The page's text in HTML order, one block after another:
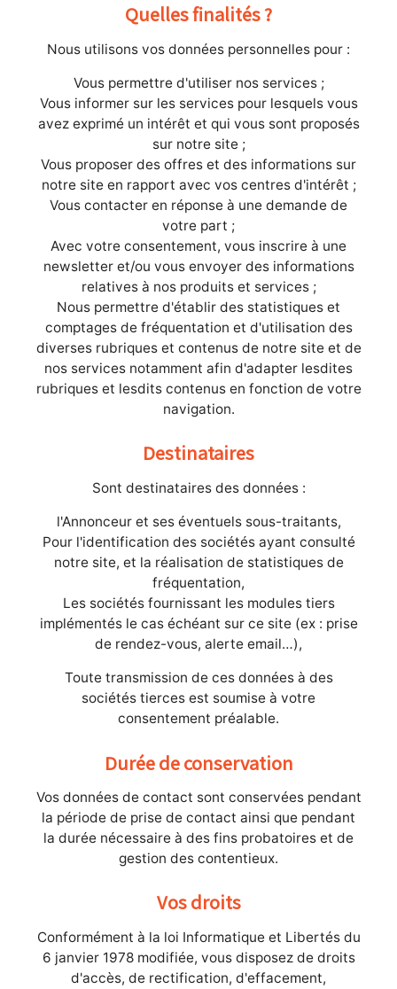
Quelles finalités ?
Nous utilisons vos données personnelles pour :
Vous permettre d'utiliser nos services ;
Vous informer sur les services pour lesquels vous
avez exprimé un intérêt et qui vous sont proposés
sur notre site ;
Vous proposer des offres et des informations sur
notre site en rapport avec vos centres d'intérêt ;
Vous contacter en réponse à une demande de
votre part ;
Avec votre consentement, vous inscrire à une
newsletter et/ou vous envoyer des informations
relatives à nos produits et services ;
Nous permettre d'établir des statistiques et
comptages de fréquentation et d'utilisation des
diverses rubriques et contenus de notre site et de
nos services notamment afin d'adapter lesdites
rubriques et lesdits contenus en fonction de votre
navigation.
Destinataires
Sont destinataires des données :
l'Annonceur et ses éventuels sous-traitants,
Pour l'identification des sociétés ayant consulté
notre site, et la réalisation de statistiques de
fréquentation,
Les sociétés fournissant les modules tiers
implémentés le cas échéant sur ce site (ex : prise
de rendez-vous, alerte email…),
Toute transmission de ces données à des
sociétés tierces est soumise à votre
consentement préalable.
Durée de conservation
Vos données de contact sont conservées pendant
la période de prise de contact ainsi que pendant
la durée nécessaire à des fins probatoires et de
gestion des contentieux.
Vos droits
Conformément à la loi Informatique et Libertés du
6 janvier 1978 modifiée, vous disposez de droits
d'accès, de rectification, d'effacement,